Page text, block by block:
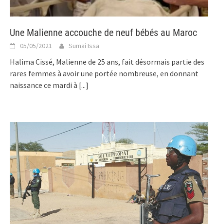
Une Malienne accouche de neuf bébés au Maroc
05/05/2021 Sumai Issa
Halima Cissé, Malienne de 25 ans, fait désormais partie des
rares femmes à avoir une portée nombreuse, en donnant
naissance ce mardi à [...]